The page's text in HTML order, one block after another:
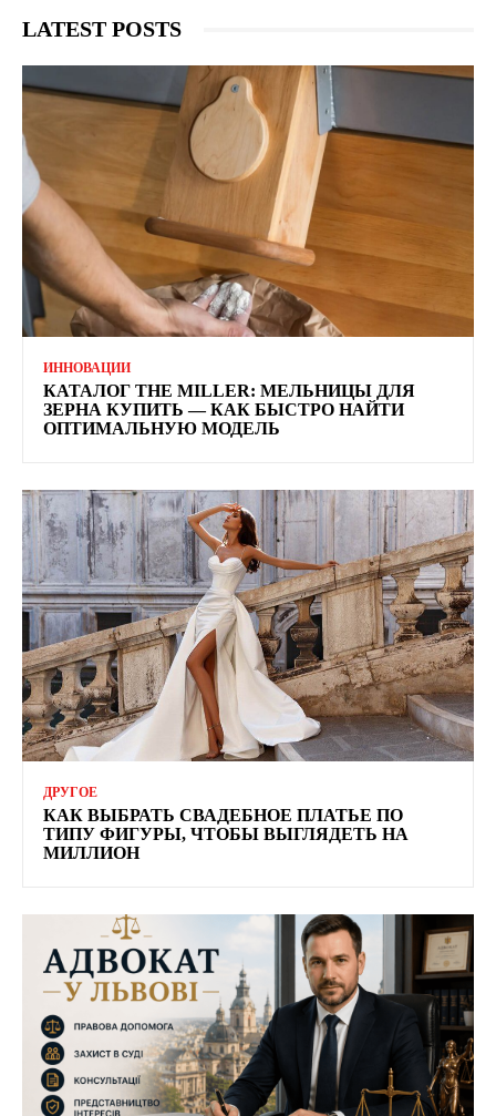
LATEST POSTS
ИННОВАЦИИ
КАТАЛОГ THE MILLER: МЕЛЬНИЦЫ ДЛЯ
ЗЕРНА КУПИТЬ — КАК БЫСТРО НАЙТИ
ОПТИМАЛЬНУЮ МОДЕЛЬ
ДРУГОЕ
КАК ВЫБРАТЬ СВАДЕБНОЕ ПЛАТЬЕ ПО
ТИПУ ФИГУРЫ, ЧТОБЫ ВЫГЛЯДЕТЬ НА
МИЛЛИОН